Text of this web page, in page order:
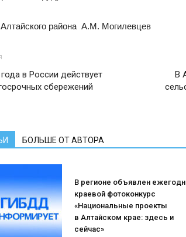
района А.М. Могилевцев
в России действует
сбережений
В
БОЛЬШЕ ОТ АВТОРА
В регионе объявлен
краевой фотоконкурс
«Национальные проекты
в Алтайском крае: здесь и
сейчас»